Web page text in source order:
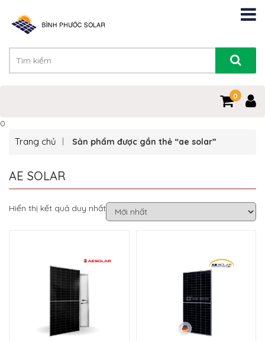
0
0
Trang chủ Sản phẩm được gắn thẻ “ae solar”
AE SOLAR
Hiển thị kết quả duy nhất